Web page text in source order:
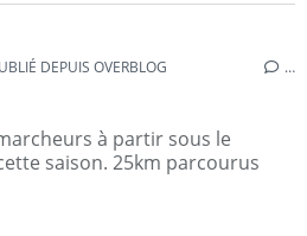
DEPUIS OVERBLOG …
à partir sous le
saison. 25km parcourus